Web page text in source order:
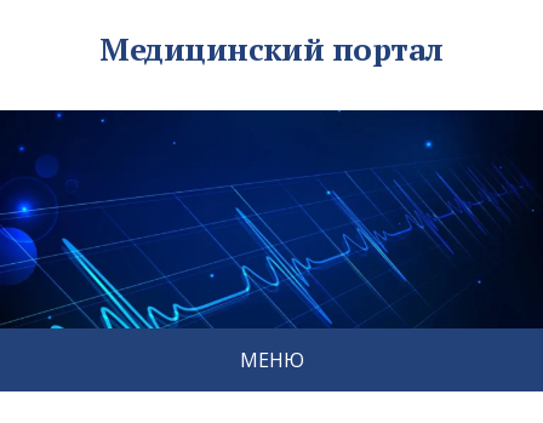
Медицинский портал
МЕНЮ